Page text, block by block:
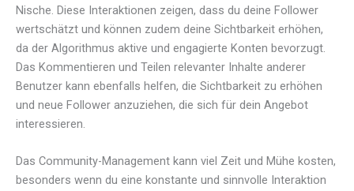
Nische. Diese Interaktionen zeigen, dass du deine Follower
wertschätzt und können zudem deine Sichtbarkeit erhöhen,
da der Algorithmus aktive und engagierte Konten bevorzugt.
Das Kommentieren und Teilen relevanter Inhalte anderer
Benutzer kann ebenfalls helfen, die Sichtbarkeit zu erhöhen
und neue Follower anzuziehen, die sich für dein Angebot
interessieren.
Das Community-Management kann viel Zeit und Mühe kosten,
besonders wenn du eine konstante und sinnvolle Interaktion